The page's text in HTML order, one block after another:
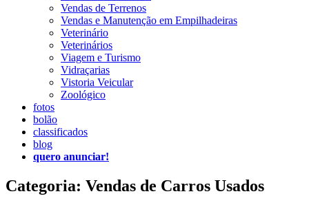
Vendas de Terrenos
Vendas e Manutenção em Empilhadeiras
Veterinário
Veterinários
Viagem e Turismo
Vidraçarias
Vistoria Veicular
Zoológico
fotos
bolão
classificados
blog
quero anunciar!
Categoria: Vendas de Carros Usados